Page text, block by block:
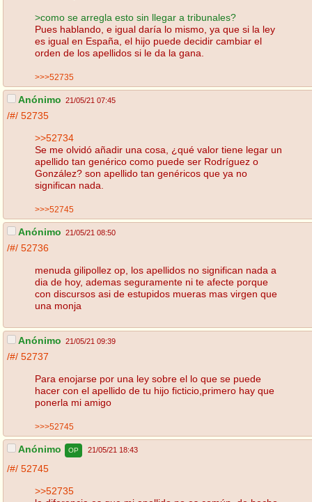
>como se arregla esto sin llegar a tribunales?
Pues hablando, e igual daría lo mismo, ya que si la ley
es igual en España, el hijo puede decidir cambiar el
orden de los apellidos si le da la gana.
>>>52735
Anónimo 21/05/21 07:45
/#/ 52735
>>52734
Se me olvidó añadir una cosa, ¿qué valor tiene legar un
apellido tan genérico como puede ser Rodríguez o
González? son apellido tan genéricos que ya no
significan nada.
>>>52745
Anónimo 21/05/21 08:50
/#/ 52736
menuda gilipollez op, los apellidos no significan nada a
dia de hoy, ademas seguramente ni te afecte porque
con discursos asi de estupidos mueras mas virgen que
una monja
Anónimo 21/05/21 09:39
/#/ 52737
Para enojarse por una ley sobre el lo que se puede
hacer con el apellido de tu hijo ficticio,primero hay que
ponerla mi amigo
>>>52745
Anónimo OP 21/05/21 18:43
/#/ 52745
>>52735